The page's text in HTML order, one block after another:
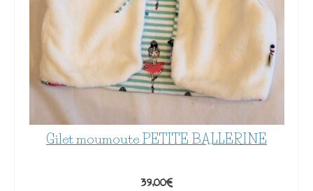
Gilet moumoute PETITE BALLERINE
39,00€